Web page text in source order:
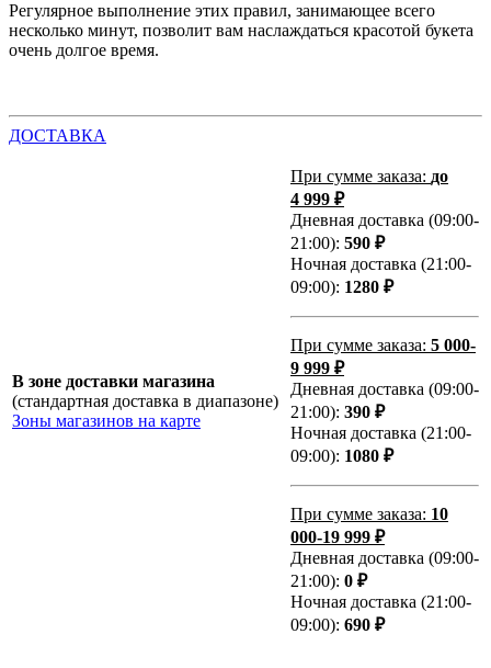
Регулярное выполнение этих правил, занимающее всего
несколько минут, позволит вам наслаждаться красотой букета
очень долгое время.
ДОСТАВКА
В зоне доставки магазина
(стандартная доставка в диапазоне)
Зоны магазинов на карте
При сумме заказа: до
4 999 ₽
Дневная доставка (09:00-
21:00): 590 ₽
Ночная доставка (21:00-
09:00): 1280 ₽
При сумме заказа: 5 000-
9 999 ₽
Дневная доставка (09:00-
21:00): 390 ₽
Ночная доставка (21:00-
09:00): 1080 ₽
При сумме заказа: 10
000-19 999 ₽
Дневная доставка (09:00-
21:00): 0 ₽
Ночная доставка (21:00-
09:00): 690 ₽